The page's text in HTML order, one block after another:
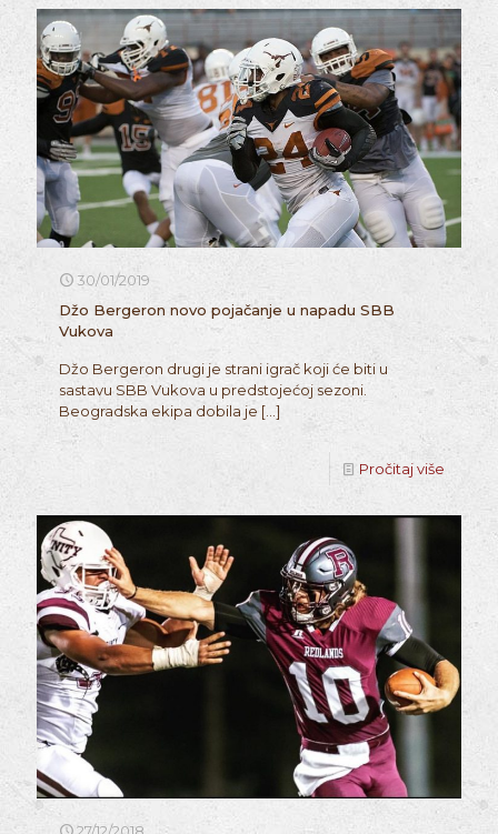
30/01/2019
Džo Bergeron novo pojačanje u napadu SBB
Vukova
Džo Bergeron drugi je strani igrač koji će biti u
sastavu SBB Vukova u predstojećoj sezoni.
Beogradska ekipa dobila je […]
Pročitaj više